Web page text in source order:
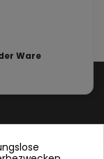
Ware